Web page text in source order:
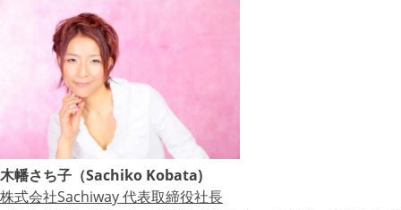
木幡さち子（Sachiko Kobata)
株式会社Sachiway 代表取締役社長